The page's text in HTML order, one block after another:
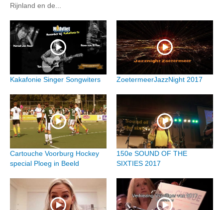
Rijnland en de...
Kakafonie Singer Songwiters ZoetermeerJazzNight 2017
Cartouche Voorburg Hockey
special Ploeg in Beeld
150e SOUND OF THE
SIXTIES 2017